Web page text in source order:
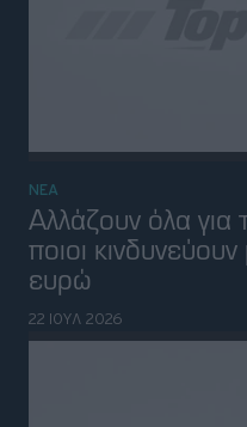
ΝΕΑ
Αγροτικό περνά
γέφυρα στη
16 ΙΟΥΛ 2026